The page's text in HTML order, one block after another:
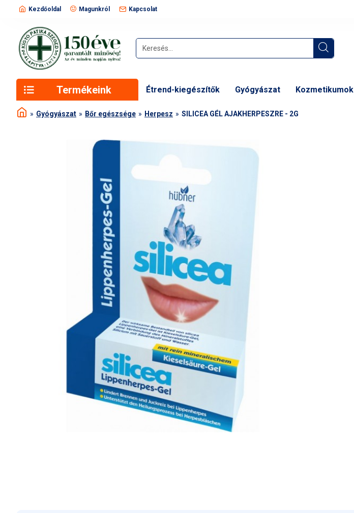
Kezdőoldal Magunkról Kapcsolat
Termékeink Étrend-kiegészítők Gyógyászat Kozmetikumok
Gyógyászat Bőr egészsége Herpesz SILICEA GÉL AJAKHERPESZRE - 2G